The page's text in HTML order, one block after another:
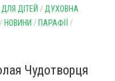
ДЛЯ ДІТЕЙ / ДУХОВНА
/ НОВИНИ / ПАРАФІЇ
/
Чудотворця